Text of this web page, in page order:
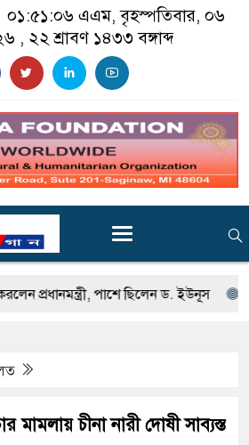
০১:৫১:০৮ এএম, বৃহস্পতিবার, ০৬
, ২২ শ্রাবণ ১৪৩৩ বঙ্গাব্দ
পাশে ছিলেন ড. ইউনূস জুলাই
মামলায় চীনা নারী দোষী সাব্যস্ত